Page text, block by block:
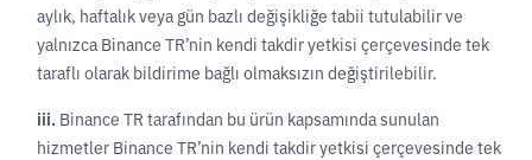
aylık, haftalık veya gün bazlı değişikliğe tabii tutulabilir ve
yalnızca Binance TR’nin kendi takdir yetkisi çerçevesinde tek
taraflı olarak bildirime bağlı olmaksızın değiştirilebilir.
iii. Binance TR tarafından bu ürün kapsamında sunulan
hizmetler Binance TR’nin kendi takdir yetkisi çerçevesinde tek